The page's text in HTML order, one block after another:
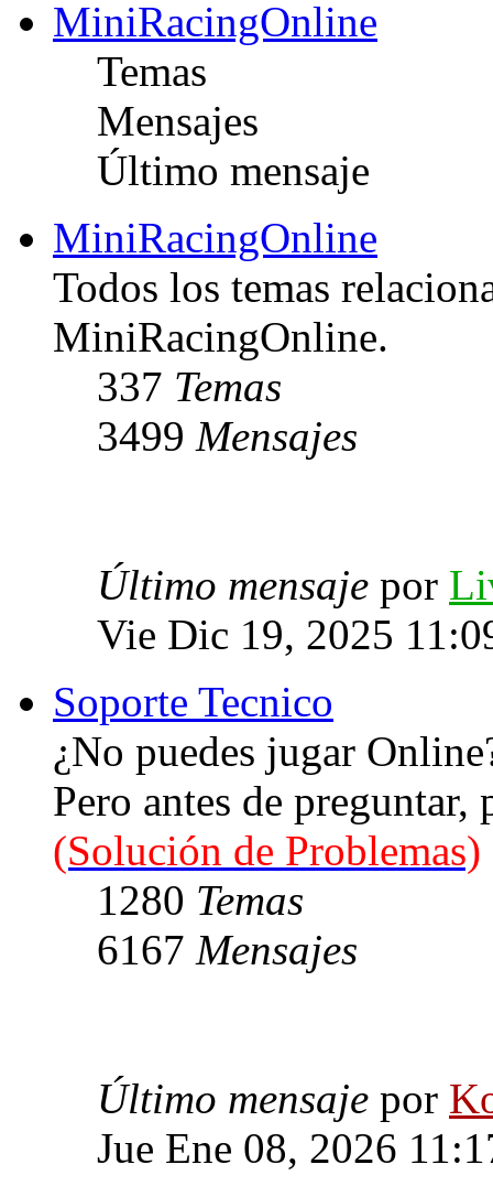
MiniRacingOnline
Temas
Mensajes
Último mensaje
MiniRacingOnline
Todos los temas
MiniRacingOnline.
337 Temas
3499 Mensajes
Último mensaje por
Vie Dic 19, 2025
Soporte Tecnico
¿No puedes jugar
Pero antes de
(Solución de Problemas)
1280 Temas
6167 Mensajes
Último mensaje por
Jue Ene 08, 2026